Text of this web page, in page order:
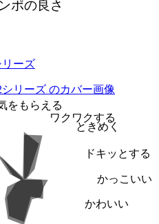
ポの良さ
リーズ
をもらえる
ワクワクする
ときめく
ドキッとする
かっこいい
かわいい